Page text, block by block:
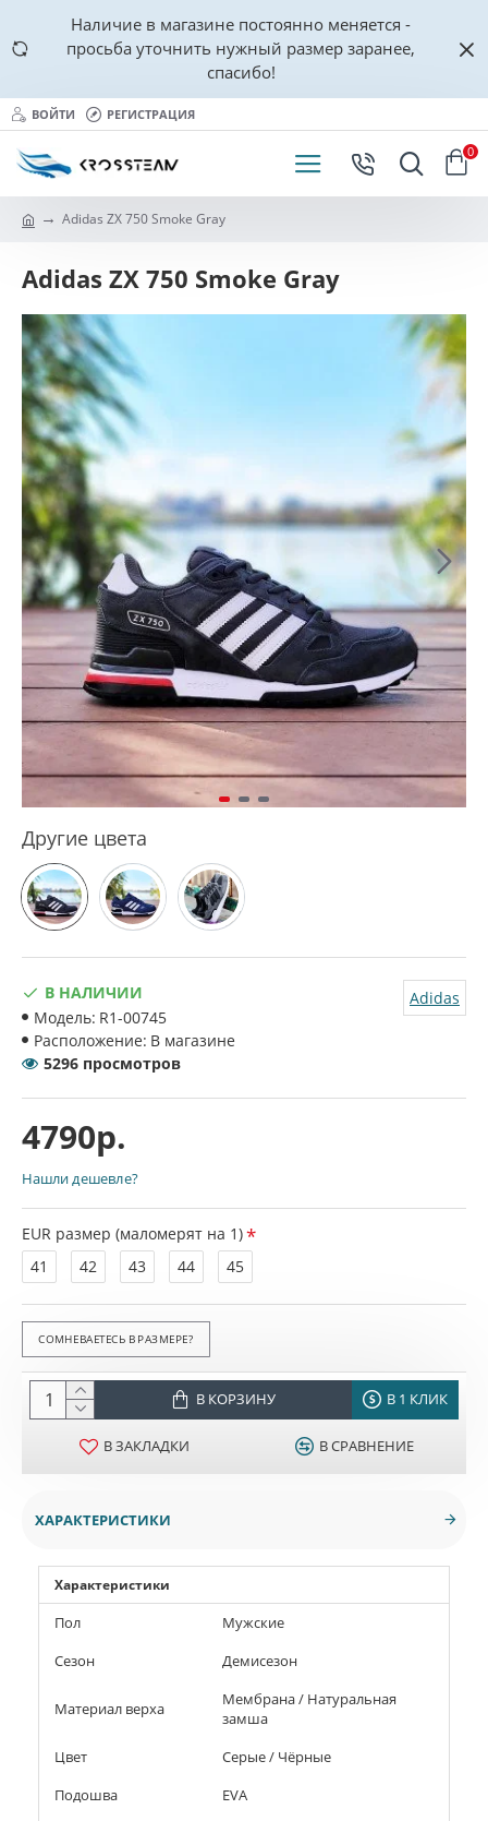
Наличие в магазине постоянно меняется -
просьба уточнить нужный размер заранее,
спасибо!
ВОЙТИ РЕГИСТРАЦИЯ
0
Adidas ZX 750 Smoke Gray
Adidas ZX 750 Smoke Gray
4790р.
В НАЛИЧИИ
Модель: R1-00745
Расположение: В магазине
Adidas
5296 просмотров
Другие цвета
EUR размер (маломерят на 1)
41
42 43 44 45
В КОРЗИНУ В 1 КЛИК
В ЗАКЛАДКИ В СРАВНЕНИЕ
Нашли дешевле?
ХАРАКТЕРИСТИКИ
Характеристики
Пол
Мужские
Сезон
Демисезон
Материал верха
Мембрана / Натуральная
замша
Цвет
Серые / Чёрные
Подошва
EVA
СОМНЕВАЕТЕСЬ В РАЗМЕРЕ?